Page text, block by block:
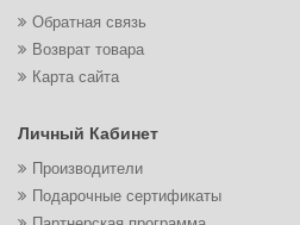
Обратная связь
Возврат товара
Карта сайта
Личный Кабинет
Производители
Подарочные сертификаты